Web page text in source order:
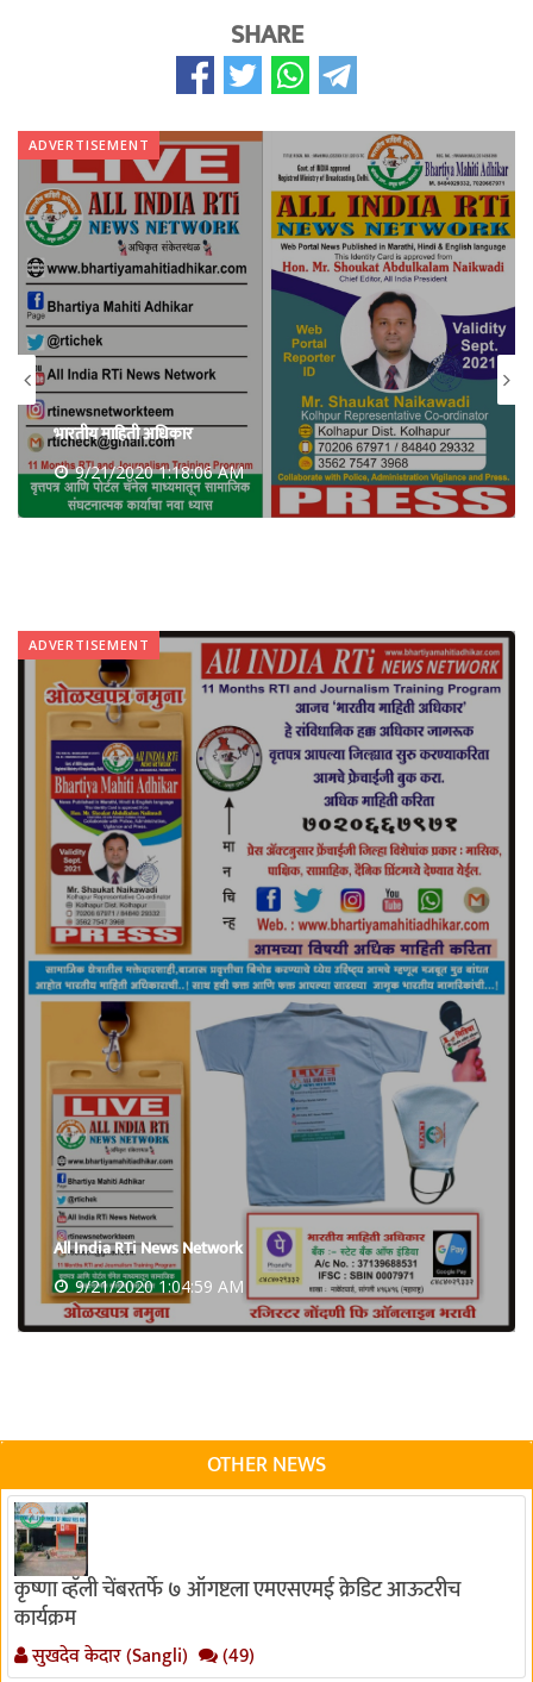
SHARE
ADVERTISEMENT
All India RTi News Network
9/21/2020 1:18:06 AM
ADVERTISEMENT
All India RTi News Network
9/21/2020 1:04:59 AM
OTHER NEWS
कृष्णा व्हॅली चेंबरतर्फे ७ ऑगष्टला एमएसएमई क्रेडिट आऊटरीच
कार्यक्रम
सुखदेव केदार (Sangli) (49)